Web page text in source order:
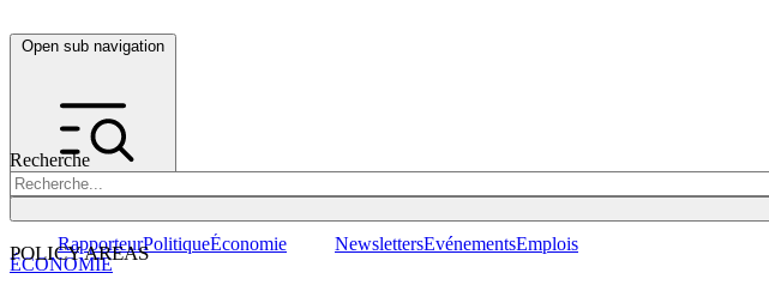
Open sub navigation
Recherche
POLICY AREAS
RapporteurPolitiqueÉconomie NewslettersEvénementsEmplois
ÉCONOMIE